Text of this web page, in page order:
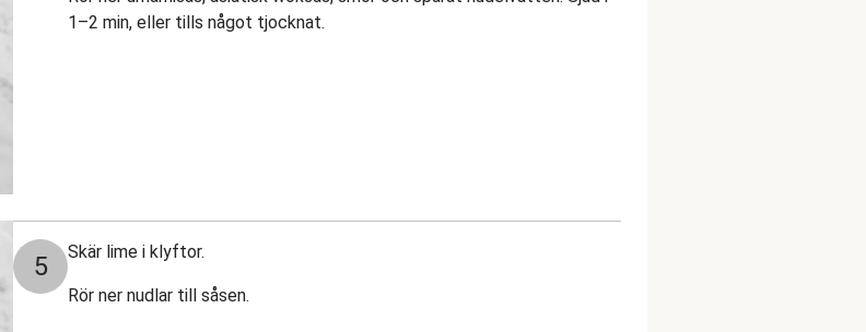
1–2 min, eller tills något tjocknat.
5 Skär lime i klyftor.
Rör ner nudlar till såsen.